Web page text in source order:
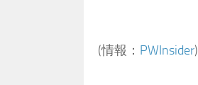
(情報： PWInsider)